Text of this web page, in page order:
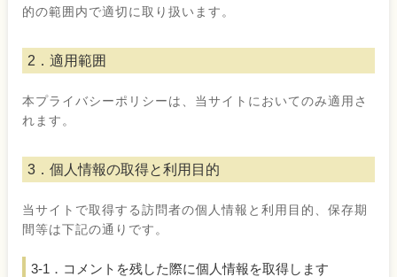
的の範囲内で適切に取り扱います。
2．適用範囲
本プライバシーポリシーは、当サイトにおいてのみ適用さ
れます。
3．個人情報の取得と利用目的
当サイトで取得する訪問者の個人情報と利用目的、保存期
間等は下記の通りです。
3-1．コメントを残した際に個人情報を取得します